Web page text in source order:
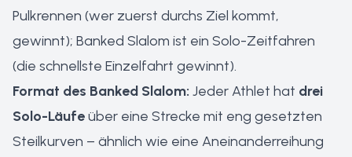
Pulkrennen (wer zuerst durchs Ziel kommt,
gewinnt); Banked Slalom ist ein Solo-Zeitfahren
(die schnellste Einzelfahrt gewinnt).
Format des Banked Slalom: Jeder Athlet hat drei
Solo-Läufeüber eine Strecke mit eng gesetzten
Steilkurven – ähnlich wie eine Aneinanderreihung